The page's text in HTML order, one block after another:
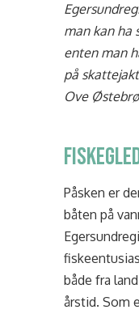
man kan ha
enten man
på
Ove
Påsken er
båten på
både fra
årstid. Som